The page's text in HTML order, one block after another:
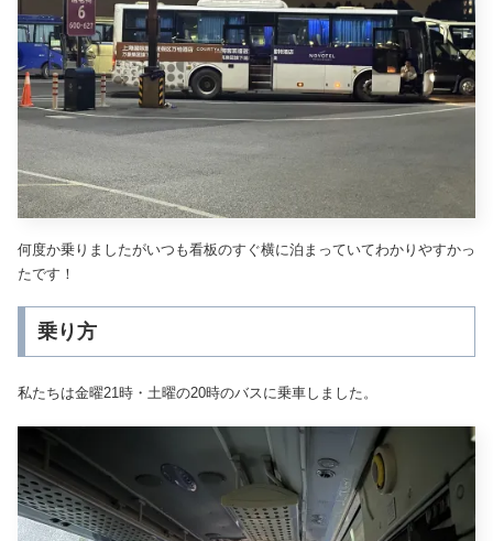
何度か乗りましたがいつも看板のすぐ横に泊まっていてわかりやすかっ
たです！
乗り方
私たちは金曜21時・土曜の20時のバスに乗車しました。